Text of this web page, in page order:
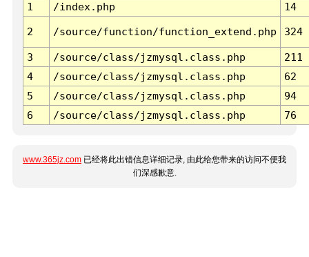
1
/index.php 14
2 /source/function/function_extend.php 324
3 /source/class/jzmysql.class.php
211
4
/source/class/jzmysql.class.php
62
5
/source/class/jzmysql.class.php
94
6
/source/class/jzmysql.class.php 76
www.365jz.com 已经将此出错信息详细记录, 由此给您带来的访问不便我
们深感歉意.